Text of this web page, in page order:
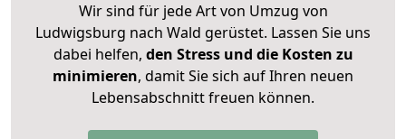
Wir sind für jede Art von Umzug von
Ludwigsburg nach Wald gerüstet. Lassen Sie uns
dabei helfen, den Stress und die Kosten zu
minimieren, damit Sie sich auf Ihren neuen
Lebensabschnitt freuen können.